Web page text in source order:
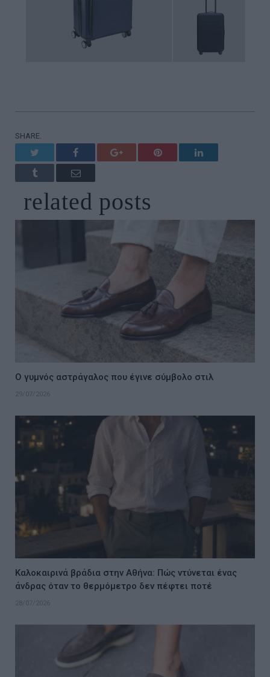
SHARE.
Facebook Google+ Pinterest LinkedIn
Tumblr Email
related posts
Ο γυμνός αστράγαλος που έγινε σύμβολο στιλ
29/07/2026
Καλοκαιρινά βράδια στην Αθήνα: Πώς ντύνεται ένας
άνδρας όταν το θερμόμετρο δεν πέφτει ποτέ
28/07/2026